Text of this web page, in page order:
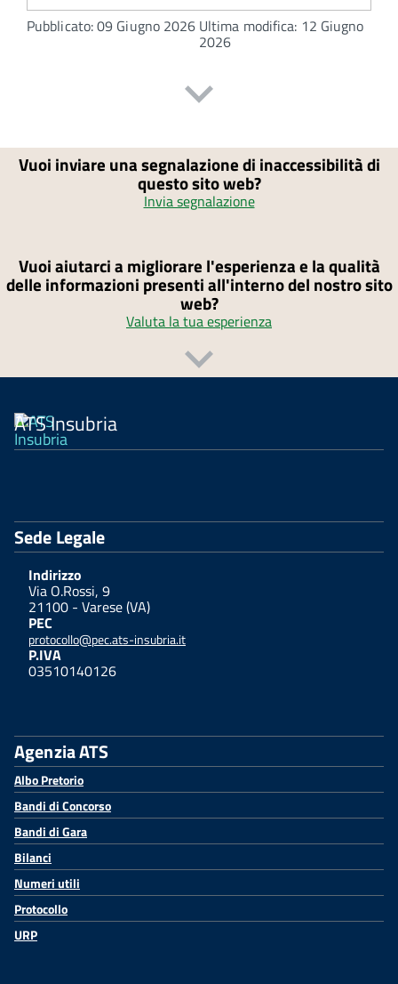
Pubblicato: 09 Giugno 2026 Ultima modifica: 12 Giugno
2026
Vuoi inviare una segnalazione di inaccessibilità di
questo sito web?
Invia segnalazione
Vuoi aiutarci a migliorare l'esperienza e la qualità
delle informazioni presenti all'interno del nostro sito
web?
Valuta la tua esperienza
ATS Insubria
Sede Legale
Indirizzo
Via O.Rossi, 9
21100 - Varese (VA)
PEC
protocollo@pec.ats-insubria.it
P.IVA
03510140126
Agenzia ATS
Albo Pretorio
Bandi di Concorso
Bandi di Gara
Bilanci
Numeri utili
Protocollo
URP